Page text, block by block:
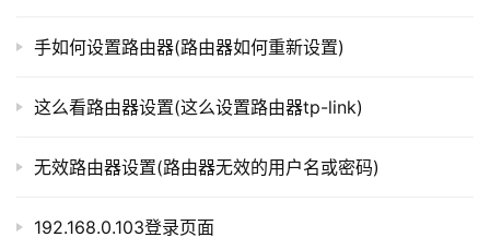
器
162.168.11施，以保证网络http://wifi.cmcc安全和数据的隐
此文章由路由器网站整理收藏！
处：https://www.qh4321.com/291625.html
手如何设置路由器(路由器如何重新设置)
这么看路由器设置(这么设置路由器tp-link)
无效路由器设置(路由器无效的用户名或密码)
192.168.0.103登录页面